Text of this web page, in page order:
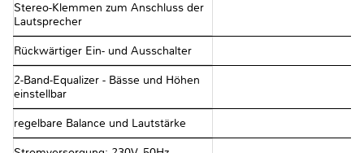
Stereo-Klemmen zum Anschluss der
Lautsprecher
Rückwärtiger Ein- und Ausschalter
2-Band-Equalizer - Bässe und Höhen
einstellbar
regelbare Balance und Lautstärke